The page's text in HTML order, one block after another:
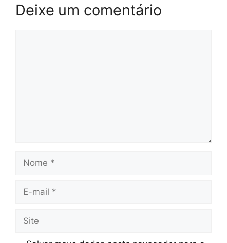
Deixe um comentário
mail